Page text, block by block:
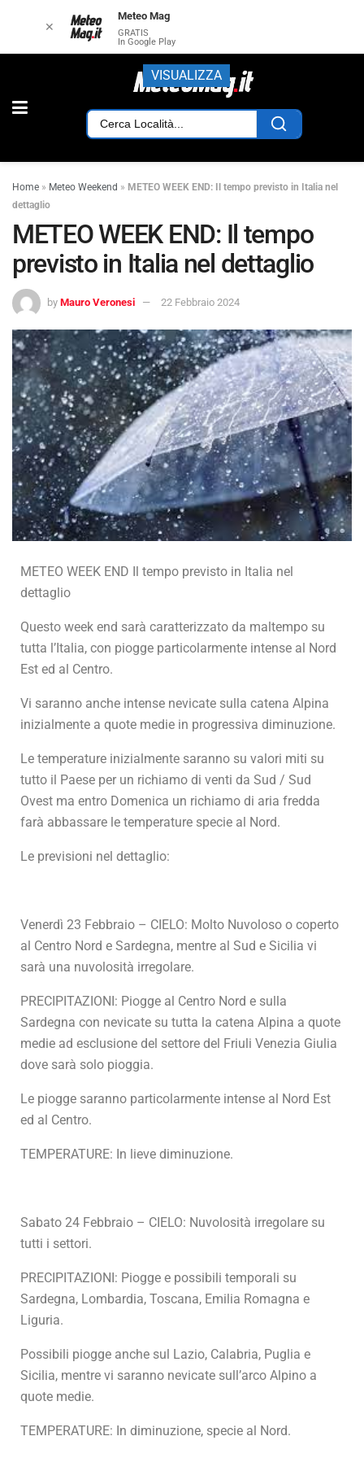
Home » Meteo Weekend » METEO WEEK END: Il tempo previsto in Italia nel
dettaglio
METEO WEEK END: Il tempo
previsto in Italia nel dettaglio
by Mauro Veronesi 22 Febbraio 2024
METEO WEEK END Il tempo previsto in Italia nel
dettaglio
Questo week end sarà caratterizzato da maltempo su
tutta l’Italia, con piogge particolarmente intense al Nord
Est ed al Centro.
Vi saranno anche intense nevicate sulla catena Alpina
inizialmente a quote medie in progressiva diminuzione.
Le temperature inizialmente saranno su valori miti su
tutto il Paese per un richiamo di venti da Sud / Sud
Ovest ma entro Domenica un richiamo di aria fredda
farà abbassare le temperature specie al Nord.
Le previsioni nel dettaglio:
Venerdì 23 Febbraio – CIELO: Molto Nuvoloso o coperto
al Centro Nord e Sardegna, mentre al Sud e Sicilia vi
sarà una nuvolosità irregolare.
PRECIPITAZIONI: Piogge al Centro Nord e sulla
Sardegna con nevicate su tutta la catena Alpina a quote
medie ad esclusione del settore del Friuli Venezia Giulia
dove sarà solo pioggia.
Le piogge saranno particolarmente intense al Nord Est
ed al Centro.
TEMPERATURE: In lieve diminuzione.
Sabato 24 Febbraio – CIELO: Nuvolosità irregolare su
tutti i settori.
PRECIPITAZIONI: Piogge e possibili temporali su
Sardegna, Lombardia, Toscana, Emilia Romagna e
Liguria.
Possibili piogge anche sul Lazio, Calabria, Puglia e
Sicilia, mentre vi saranno nevicate sull’arco Alpino a
quote medie.
TEMPERATURE: In diminuzione, specie al Nord.
✕
Meteo Mag
GRATIS
In Google Play
VISUALIZZA